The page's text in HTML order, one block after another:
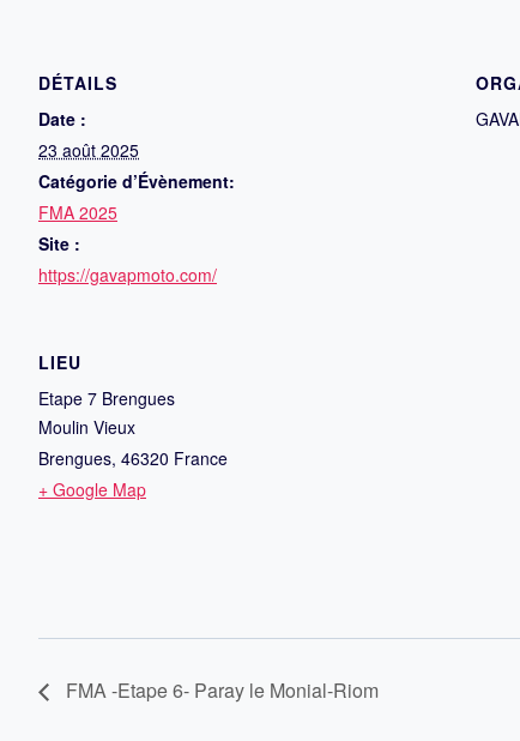
DÉTAILS
Date :
23 août 2025
Catégorie d’Évènement:
FMA 2025
Site :
https://gavapmoto.com/
LIEU
Etape 7 Brengues
Moulin Vieux
Brengues, 46320 France
+ Google Map
FMA -Etape 6- Paray le Monial-Riom